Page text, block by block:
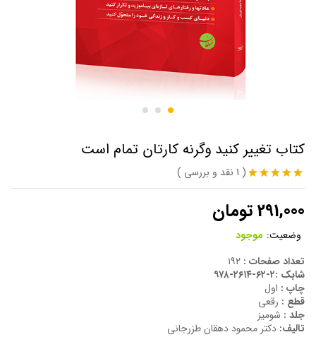
کتاب تغییر کنید وگرنه کارتان تمام است
امتیاز5.00
1
مشتری
(
1 نقد و بررسی )
291,000تومان
وضعیت: موجود
تعداد صفحات :
شابک :۲-۶۲-۲۶۱۴-۹۷۸
چاپ : اول
قطع : رقعی
جلد : شومیز
تالیف: دکتر محمود دهقان طزرجانی